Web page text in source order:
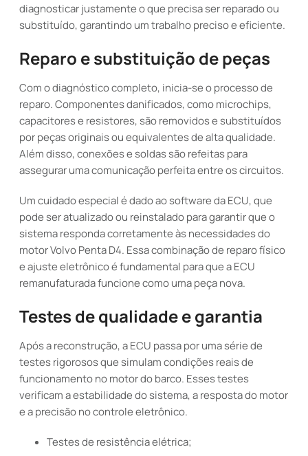
diagnosticar justamente o que precisa ser reparado ou
substituído, garantindo um trabalho preciso e eficiente.
Reparo e substituição de peças
Com o diagnóstico completo, inicia-se o processo de
reparo. Componentes danificados, como microchips,
capacitores e resistores, são removidos e substituídos
por peças originais ou equivalentes de alta qualidade.
Além disso, conexões e soldas são refeitas para
assegurar uma comunicação perfeita entre os circuitos.
Um cuidado especial é dado ao software da ECU, que
pode ser atualizado ou reinstalado para garantir que o
sistema responda corretamente às necessidades do
motor Volvo Penta D4. Essa combinação de reparo físico
e ajuste eletrônico é fundamental para que a ECU
remanufaturada funcione como uma peça nova.
Testes de qualidade e garantia
Após a reconstrução, a ECU passa por uma série de
testes rigorosos que simulam condições reais de
funcionamento no motor do barco. Esses testes
verificam a estabilidade do sistema, a resposta do motor
e a precisão no controle eletrônico.
Testes de resistência elétrica;